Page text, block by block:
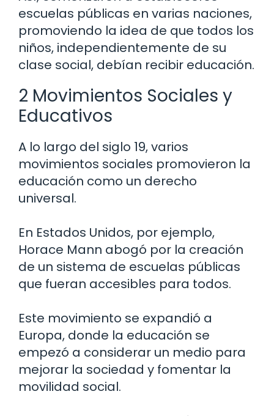
escuelas públicas en varias naciones,
promoviendo la idea de que todos los
niños, independientemente de su
clase social, debían recibir educación.
2 Movimientos Sociales y
Educativos
A lo largo del siglo 19, varios
movimientos sociales promovieron la
educación como un derecho
universal.
En Estados Unidos, por ejemplo,
Horace Mann abogó por la creación
de un sistema de escuelas públicas
que fueran accesibles para todos.
Este movimiento se expandió a
Europa, donde la educación se
empezó a considerar un medio para
mejorar la sociedad y fomentar la
movilidad social.